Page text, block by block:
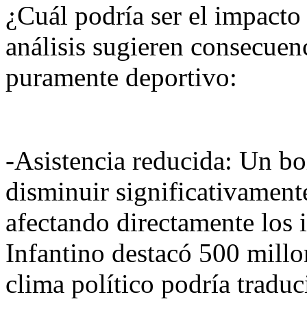
¿Cuál podría ser el
análisis sugieren
puramente deportivo:
-Asistencia reducida: Un
disminuir
afectando directamente
Infantino destacó 500
clima político podría